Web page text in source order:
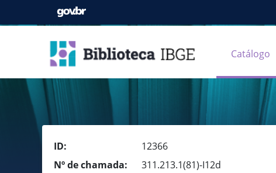
Catálogo
ID:
12366
Nº de chamada:
311.213.1(81)-I12d